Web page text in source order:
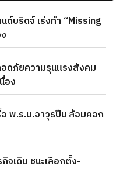
บริดจ์ เร่งทำ “Missing
ภัยความรุนแรงสังคม
อง
พ.ร.บ.อาวุธปืน ล้อมคอก
จเดิม ชนะเลือกตั้ง-